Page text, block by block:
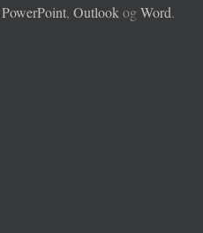
PowerPoint, OutlookogWord.